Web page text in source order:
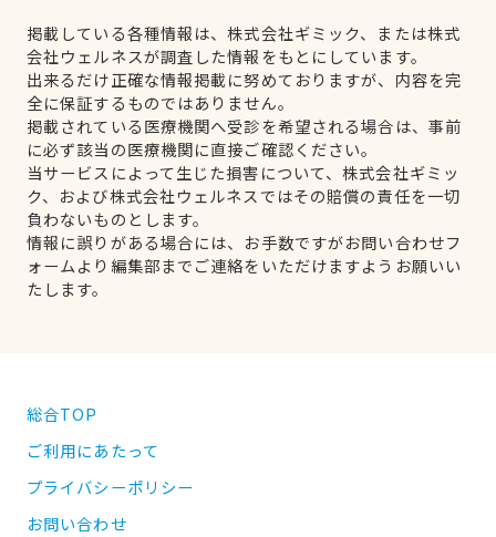
掲載している各種情報は、株式会社ギミック、または株式
会社ウェルネスが調査した情報をもとにしています。
出来るだけ正確な情報掲載に努めておりますが、内容を完
全に保証するものではありません。
掲載されている医療機関へ受診を希望される場合は、事前
に必ず該当の医療機関に直接ご確認ください。
当サービスによって生じた損害について、株式会社ギミッ
ク、および株式会社ウェルネスではその賠償の責任を一切
負わないものとします。
情報に誤りがある場合には、お手数ですがお問い合わせフ
ォームより編集部までご連絡をいただけますようお願いい
たします。
総合TOP
ご利用にあたって
プライバシーポリシー
お問い合わせ